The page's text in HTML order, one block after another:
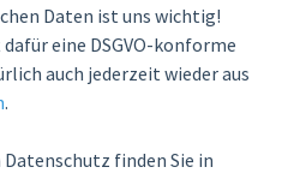
Daten ist uns wichtig!
eine DSGVO-konforme
auch jederzeit wieder aus
.
finden Sie in